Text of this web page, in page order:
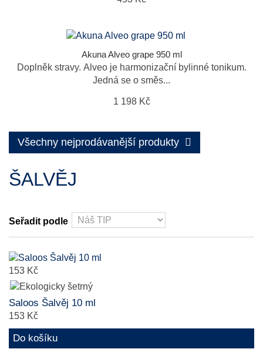
Akuna Alveo grape 950 ml
Doplněk stravy. Alveo je harmonizační bylinné tonikum.
Jedná se o směs...
1 198 Kč
Všechny nejprodávanější produkty
ŠALVĚJ
Seřadit podle
153 Kč
Saloos Šalvěj 10 ml
153 Kč
Do košíku